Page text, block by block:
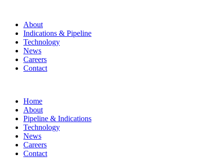
About
Indications & Pipeline
Technology
News
Careers
Contact
Home
About
Pipeline & Indications
Technology
News
Careers
Contact